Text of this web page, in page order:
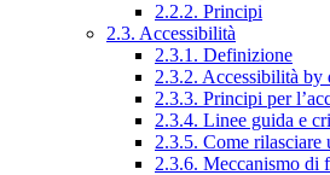
2.2.2. Principi
2.3. Accessibilità
2.3.1. Definizione
2.3.2. Accessibilità by
2.3.3. Principi per
2.3.4. Linee guida e
2.3.5. Come rilasciare
2.3.6. Meccanismo di